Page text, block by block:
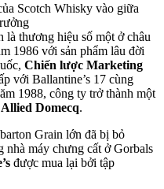
Scotch Whisky vào giữa
là thương hiệu số một ở châu
1986 với sản phẩm lâu đời
Chiến lược Marketing
với Ballantine’s 17 cùng
1988, công ty trở thành một
Allied Domecq.
Grain lớn đã bị bỏ
nhà máy chưng cất ở Gorbals
được mua lại bởi tập